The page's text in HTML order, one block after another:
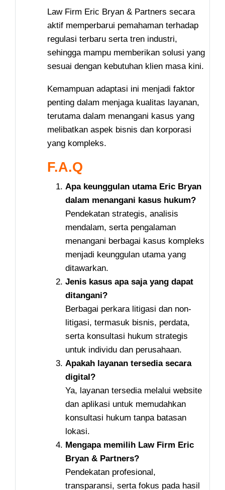
Law Firm Eric Bryan & Partners secara
aktif memperbarui pemahaman terhadap
regulasi terbaru serta tren industri,
sehingga mampu memberikan solusi yang
sesuai dengan kebutuhan klien masa kini.
Kemampuan adaptasi ini menjadi faktor
penting dalam menjaga kualitas layanan,
terutama dalam menangani kasus yang
melibatkan aspek bisnis dan korporasi
yang kompleks.
F.A.Q
Apa keunggulan utama Eric Bryan
dalam menangani kasus hukum?
Pendekatan strategis, analisis
mendalam, serta pengalaman
menangani berbagai kasus kompleks
menjadi keunggulan utama yang
ditawarkan.
Jenis kasus apa saja yang dapat
ditangani?
Berbagai perkara litigasi dan non-
litigasi, termasuk bisnis, perdata,
serta konsultasi hukum strategis
untuk individu dan perusahaan.
Apakah layanan tersedia secara
digital?
Ya, layanan tersedia melalui website
dan aplikasi untuk memudahkan
konsultasi hukum tanpa batasan
lokasi.
Mengapa memilih Law Firm Eric
Bryan & Partners?
Pendekatan profesional,
transparansi, serta fokus pada hasil